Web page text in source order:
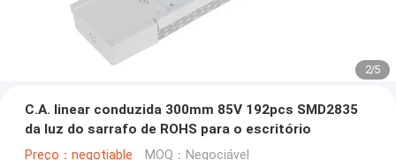
2/5
C.A. linear conduzida 300mm 85V 192pcs SMD2835
da luz do sarrafo de ROHS para o escritório
Preço：negotiable MOQ：Negociável